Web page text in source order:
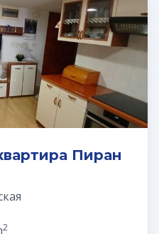
Пиран
2